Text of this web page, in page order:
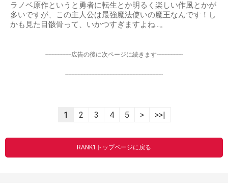
ラノベ原作というと勇者に転生とか明るく楽しい作風とかが
多いですが、この主人公は最強魔法使いの魔王なんです！し
かも見た目骸骨って、いかつすぎますよね…。
-----------------広告の後に次ページに続きます-----------------
----------------------------------------------------------------
1 2 3 4 5 > >>|
RANK1トップページに戻る